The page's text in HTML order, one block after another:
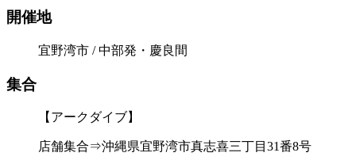
開催地
宜野湾市 / 中部発・慶良間
集合
【アークダイブ】
店舗集合⇒沖縄県宜野湾市真志喜三丁目31番8号